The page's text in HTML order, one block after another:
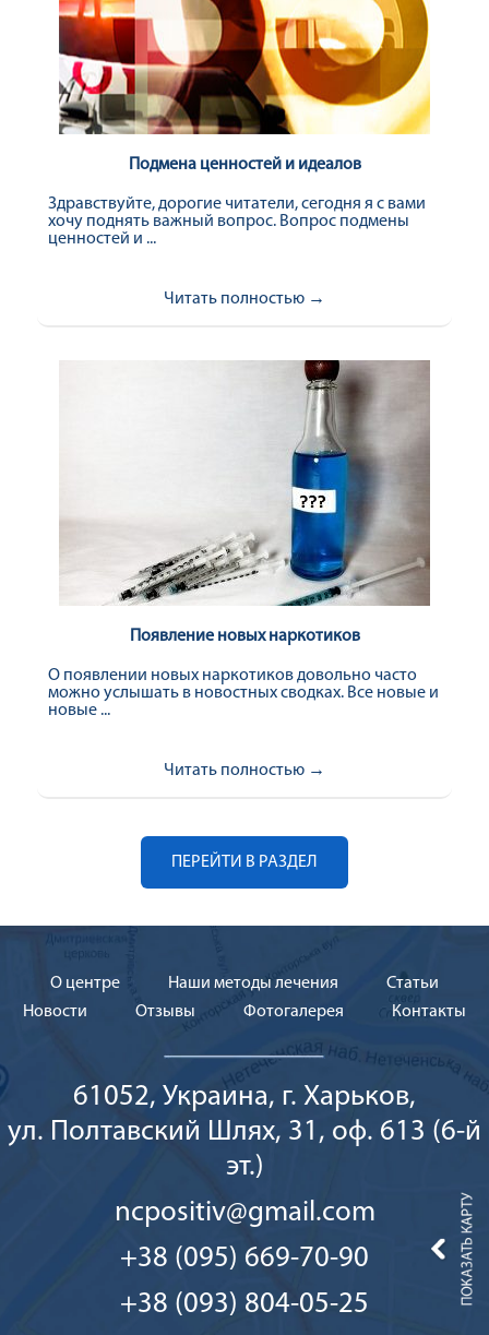
Подмена ценностей и идеалов
Здравствуйте, дорогие читатели, сегодня я с вами
хочу поднять важный вопрос. Вопрос подмены
ценностей и ...
Читать полностью →
Появление новых наркотиков
О появлении новых наркотиков довольно часто
можно услышать в новостных сводках. Все новые и
новые ...
Читать полностью →
ПЕРЕЙТИ В РАЗДЕЛ
О центре Наши методы лечения
Cтатьи
Новости
Отзывы Фотогалерея Контакты
61052, Украина, г. Харьков,
ул. Полтавский Шлях, 31, оф. 613 (6-й
эт.)
ncpositiv@gmail.com
+38 (095) 669-70-90
+38 (093) 804-05-25